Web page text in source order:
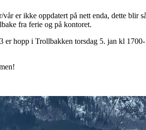
er ikke oppdatert på nett enda, dette blir
fra ferie og på kontoret.
er hopp i Trollbakken torsdag 5. jan kl 1700-